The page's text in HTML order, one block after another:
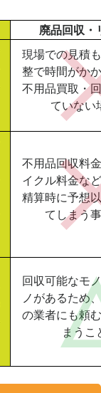
廃品回収・
現場での見積
整で時間がか
不用品買取・
ていない
不用品回収料
イクル料金な
精算時に予想
てしまう
回収可能なモ
ノがあるため
の業者にも頼
まうこ